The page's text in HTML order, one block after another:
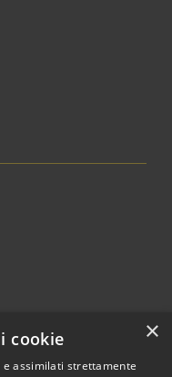
×
cookie
e assimilati strettamente